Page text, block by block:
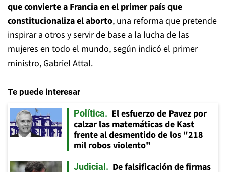
que convierte a Francia en el primer país que
constitucionaliza el aborto, una reforma que pretende
inspirar a otros y servir de base a la lucha de las
mujeres en todo el mundo, según indicó el primer
ministro, Gabriel Attal.
Te puede interesar
Política
El esfuerzo de Pavez por
calzar las matemáticas de Kast
frente al desmentido de los "218
mil robos violento"
Judicial
De falsificación de firmas